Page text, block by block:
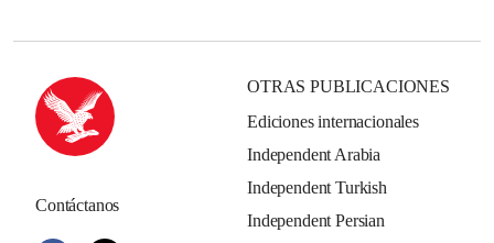
Contáctanos
OTRAS PUBLICACIONES
Ediciones internacionales
Independent Arabia
Independent Turkish
Independent Persian